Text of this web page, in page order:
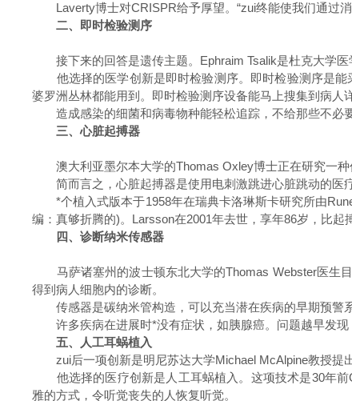
Laverty博士对CRISPR给予厚望。“zui终能使我们通过消
二、即时检验测序
接下来的回答是遗传主题。Ephraim Tsalik是杜克大学医
他选择的医学创新是即时检验测序。即时检验测序是能
婆罗洲丛林都能用到。即时检验测序设备能马上搜集到病人
造成感染的细菌和病毒物种能轻松追踪，不给那些不必
三、心脏起搏器
澳大利亚墨尔本大学的Thomas Oxley博士正在研究一种
简而言之，心脏起搏器是使用电刺激跳进心脏跳动的医
*个植入式版本于1958年在瑞典卡洛琳斯卡研究所由
编：真够折腾的)。Larsson在2001年去世，享年86岁，比起
四、诊断纳米传感器
马萨诸塞州的波士顿东北大学的Thomas Webster医生
得到病人细胞内的诊断。
传感器是碳纳米管构造，可以充当潜在疾病的早期预警
许多疾病在进展时*没有症状，如胰腺癌。问题越早发现
五、人工耳蜗植入
zui后一项创新是明尼苏达大学Michael McAlpine教授提
他选择的医疗创新是人工耳蜗植入。这项技术是30年前
雅的方式，令听觉丧失的人恢复听觉。